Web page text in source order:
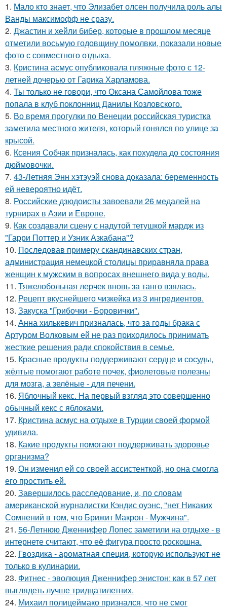
1. Мало кто знает, что Элизабет олсен получила роль алы
Ванды максимофф не сразу.
2. Джастин и хейли бибер, которые в прошлом месяце
отметили восьмую годовщину помолвки, показали новые
фото с совместного отдыха.
3. Кристина асмус опубликовала пляжные фото с 12-
летней дочерью от Гарика Харламова.
4. Ты только не говори, что Оксана Самойлова тоже
попала в клуб поклонниц Данилы Козловского.
5. Во время прогулки по Венеции российская туристка
заметила местного жителя, который гонялся по улице за
крысой.
6. Ксения Собчак призналась, как похудела до состояния
дюймовочки.
7. 43-Летняя Энн хэтэуэй снова доказала: беременность
ей невероятно идёт.
8. Российские дзюдоисты завоевали 26 медалей на
турнирах в Азии и Европе.
9. Как создавали сцену с надутой тетушкой мардж из
"Гарри Поттер и Узник Азкабана"?
10. Последовав примеру скандинавских стран,
администрация немецкой столицы приравняла права
женщин к мужским в вопросах внешнего вида у воды.
11. Тяжелобольная лерчек вновь за танго взялась.
12. Рецепт вкуснейшего чизкейка из 3 ингредиентов.
13. Закуска "Грибочки - Боровички".
14. Анна хилькевич призналась, что за годы брака с
Артуром Волковым ей не раз приходилось принимать
жесткие решения ради спокойствия в семье.
15. Красные продукты поддерживают сердце и сосуды,
жёлтые помогают работе почек, фиолетовые полезны
для мозга, а зелёные - для печени.
16. Яблочный кекс. На первый взгляд это совершенно
обычный кекс с яблоками.
17. Кристина асмус на отдыхе в Турции своей формой
удивила.
18. Какие продукты помогают поддерживать здоровье
организма?
19. Он изменил ей со своей ассистенткой, но она смогла
его простить ей.
20. Завершилось расследование, и, по словам
американской журналистки Кэндис оуэнс, "нет Никаких
Сомнений в том, что Брижит Макрон - Мужчина".
21. 56-Летнюю Дженнифер Лопес заметили на отдыхе - в
интернете считают, что её фигура просто роскошна.
22. Гвоздика - ароматная специя, которую используют не
только в кулинарии.
23. Фитнес - эволюция Дженнифер энистон: как в 57 лет
выглядеть лучше тридцатилетних.
24. Михаил полицеймако признался, что не смог